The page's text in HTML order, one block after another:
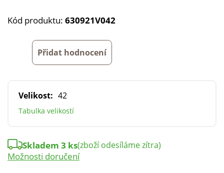
Kód produktu: 630921V042
Přidat hodnocení
Velikost: 42
Tabulka velikostí
Skladem 3 ks(zboží odesíláme zítra)
Možnosti doručení